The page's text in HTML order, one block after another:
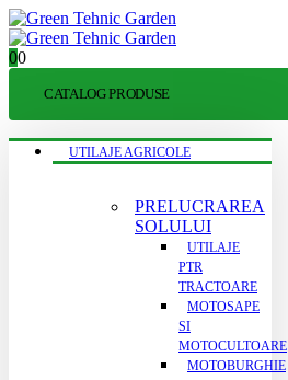
00
CATALOG PRODUSE
UTILAJE AGRICOLE
PRELUCRAREA
SOLULUI
UTILAJE
PTR
TRACTOARE
MOTOSAPE
SI
MOTOCULTOARE
MOTOBURGHIE